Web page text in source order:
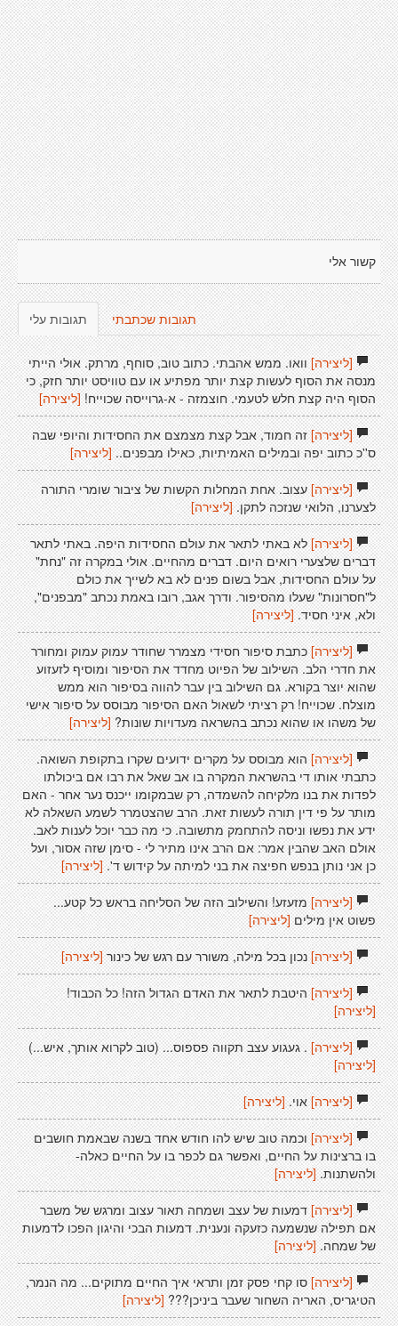
קשור אלי
תגובות עלי תגובות שכתבתי
[ליצירה]וואו. ממש אהבתי. כתוב טוב, סוחף, מרתק. אולי הייתי
מנסה את הסוף לעשות קצת יותר מפתיע או עם טוויסט יותר חזק, כי
הסוף היה קצת חלש לטעמי. חוצמזה - א-גרוייסה שכוייח! [ליצירה]
[ליצירה]זה חמוד, אבל קצת מצמצם את החסידות והיופי שבה
ס''כ כתוב יפה ובמילים האמיתיות, כאילו מבפנים.. [ליצירה]
[ליצירה]עצוב. אחת המחלות הקשות של ציבור שומרי התורה
לצערנו, הלואי שנזכה לתקן. [ליצירה]
[ליצירה]לא באתי לתאר את עולם החסידות היפה. באתי לתאר
דברים שלצערי רואים היום. דברים מהחיים. אולי במקרה זה "נחת"
על עולם החסידות, אבל בשום פנים לא בא לשייך את כולם
ל"חסרונות" שעלו מהסיפור. ודרך אגב, רובו באמת נכתב "מבפנים",
ולא, איני חסיד. [ליצירה]
[ליצירה]כתבת סיפור חסידי מצמרר שחודר עמוק עמוק ומחורר
את חדרי הלב. השילוב של הפיוט מחדד את הסיפור ומוסיף לזעזוע
שהוא יוצר בקורא. גם השילוב בין עבר להווה בסיפור הוא ממש
מוצלח. שכוייח! רק רציתי לשאול האם הסיפור מבוסס על סיפור אישי
של משהו או שהוא נכתב בהשראה מעדויות שונות? [ליצירה]
[ליצירה]הוא מבוסס על מקרים ידועים שקרו בתקופת השואה.
כתבתי אותו די בהשראת המקרה בו אב שאל את רבו אם ביכולתו
לפדות את בנו מלקיחה להשמדה, רק שבמקומו ייכנס נער אחר - האם
מותר על פי דין תורה לעשות זאת. הרב שהצטמרר לשמע השאלה לא
ידע את נפשו וניסה להתחמק מתשובה. כי מה כבר יוכל לענות לאב.
אולם האב שהבין אמר: אם הרב אינו מתיר לי - סימן שזה אסור, ועל
כן אני נותן בנפש חפיצה את בני למיתה על קידוש ד'.[ליצירה]
[ליצירה]מזעזע! והשילוב הזה של הסליחה בראש כל קטע...
פשוט אין מילים [ליצירה]
[ליצירה]נכון בכל מילה, משורר עם רגש של כינור [ליצירה]
[ליצירה]היטבת לתאר את האדם הגדול הזה! כל הכבוד!
[ליצירה]
[ליצירה]. געגוע עצב תקווה פספוס... (טוב לקרוא אותך, איש...)
[ליצירה]
[ליצירה]אוי. [ליצירה]
[ליצירה]וכמה טוב שיש להו חודש אחד בשנה שבאמת חושבים
בו ברצינות על החיים, ואפשר גם לכפר בו על החיים כאלה-
ולהשתנות. [ליצירה]
[ליצירה]דמעות של עצב ושמחה תאור עצוב ומרגש של משבר
אם תפילה שנשמעה כזעקה ונענית. דמעות הבכי והיגון הפכו לדמעות
של שמחה. [ליצירה]
[ליצירה]סו קחי פסק זמן ותראי איך החיים מתוקים... מה הנמר,
הטיגריס, האריה השחור שעבר ביניכן???[ליצירה]